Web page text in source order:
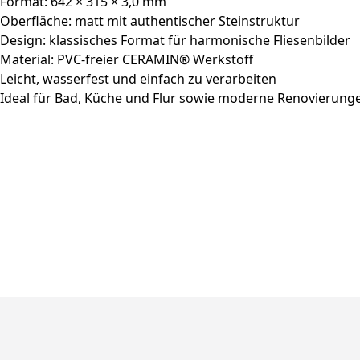
Oberfläche: matt mit authentischer Steinstruktur
Design: klassisches Format für harmonische Fliesenbilder
Material: PVC-freier CERAMIN® Werkstoff
Leicht, wasserfest und einfach zu verarbeiten
Ideal für Bad, Küche und Flur sowie moderne